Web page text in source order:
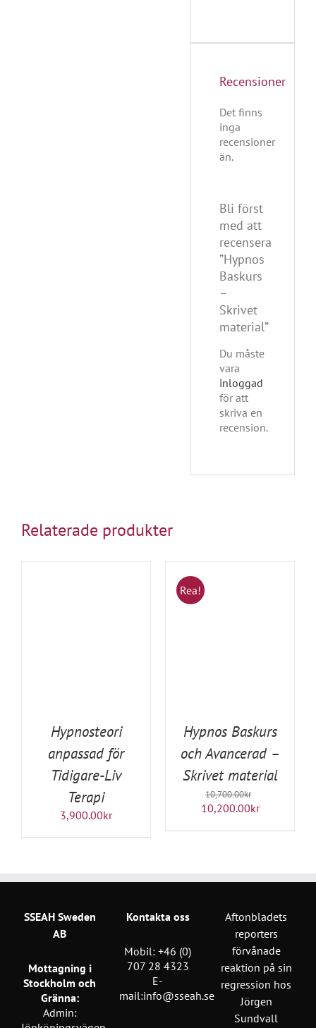
Recensioner
Det finns
inga
recensioner
än.
Bli först
med att
recensera
”Hypnos
Baskurs
–
Skrivet
material”
Du måste
vara
inloggad
för att
skriva en
recension.
Relaterade produkter
Hypnosteori
anpassad för
Tidigare-Liv
Terapi
3,900.00kr
Rea!
Hypnos Baskurs
och Avancerad –
Skrivet material
10,700.00kr
Det
10,200.00krDet
SSEAH Sweden
AB
Mottagning i
Stockholm och
Gränna:
Admin:
Kontakta oss
Mobil:+46 (0)
707 28 4323
E-
mail:info@sseah.se
Aftonbladets
reporters
förvånade
reaktion på sin
regression hos
Jörgen
Sundvall